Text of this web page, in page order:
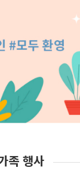
족 행사